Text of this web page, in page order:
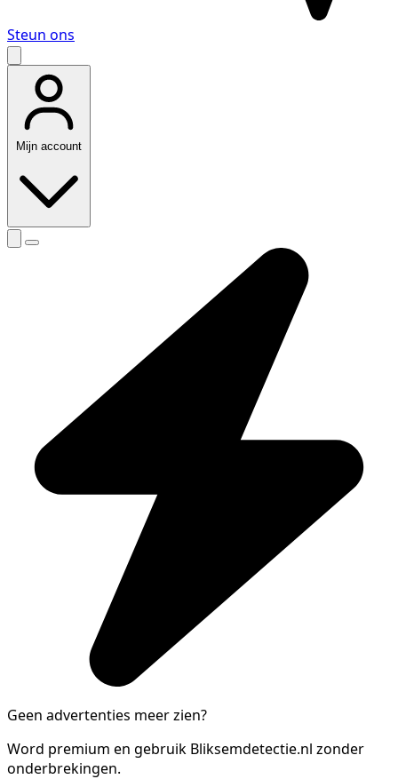
Steun ons
Mijn account
Geen advertenties meer zien?
Word premium en gebruik Bliksemdetectie.nl zonder
onderbrekingen.